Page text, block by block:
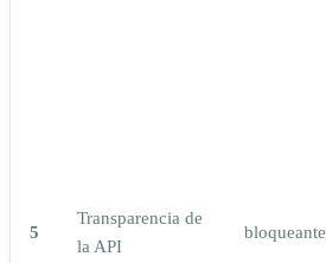
5
Transparencia de
la API
bloqueante